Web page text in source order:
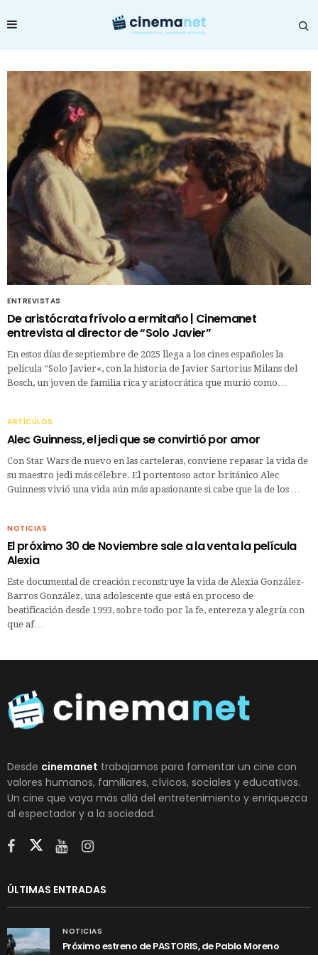
ENTREVISTAS
De aristócrata frívolo a ermitaño | Cinemanet
entrevista al director de “Solo Javier”
En estos días de septiembre de 2025 llega a los cines españoles la
película “Solo Javier«, con la historia de Javier Sartorius Milans del
Bosch, un joven de familia rica y aristocrática que murió como…
ARTÍCULOS
Alec Guinness, el jedi que se convirtió por amor
Con Star Wars de nuevo en las carteleras, conviene repasar la vida de
su maestro jedi más célebre. El portentoso actor británico Alec
Guinness vivió una vida aún más apasionante si cabe que la de los …
NOTICIAS
El próximo 30 de Noviembre sale a la venta la película
Alexia
Este documental de creación reconstruye la vida de Alexia González-
Barros González, una adolescente que está en proceso de
beatificación desde 1993, sobre todo por la fe, entereza y alegría con
que af…
Desde cinemanet trabajamos para fomentar un cine con
valores humanos, familiares, cívicos, sociales y educativos.
Un cine que vaya más allá del entretenimiento y enriquezca
al espectador y a la sociedad.
ÚLTIMAS ENTRADAS
NOTICIAS
Próximo estreno de PASTORIS, de Pablo Moreno